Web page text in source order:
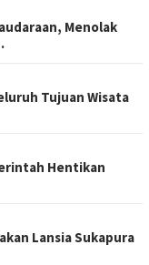
Menolak
Tujuan Wisata
Hentikan
Lansia Sukapura